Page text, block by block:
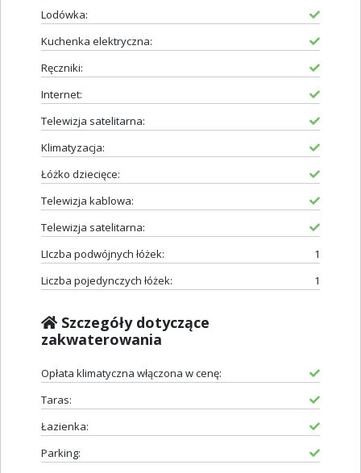
Lodówka:
Kuchenka elektryczna:
Ręczniki:
Internet:
Telewizja satelitarna:
Klimatyzacja:
Łóżko dziecięce:
Telewizja kablowa:
Telewizja satelitarna:
LIczba podwójnych łóżek:
1
Liczba pojedynczych łóżek:
1
Szczegóły dotyczące
zakwaterowania
Opłata klimatyczna włączona w cenę:
Taras:
Łazienka:
Parking: